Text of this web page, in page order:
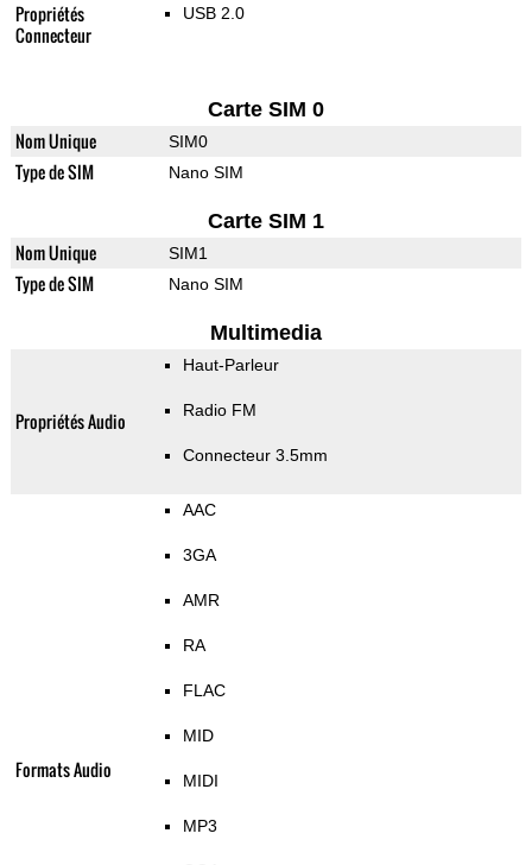
Propriétés
Connecteur
USB 2.0
Carte SIM 0
Nom Unique SIM0
Type de SIM Nano SIM
Carte SIM 1
Nom Unique SIM1
Type de SIM Nano SIM
Multimedia
Propriétés Audio
Haut-Parleur
Radio FM
Connecteur 3.5mm
Formats Audio
AAC
3GA
AMR
RA
FLAC
MID
MIDI
MP3